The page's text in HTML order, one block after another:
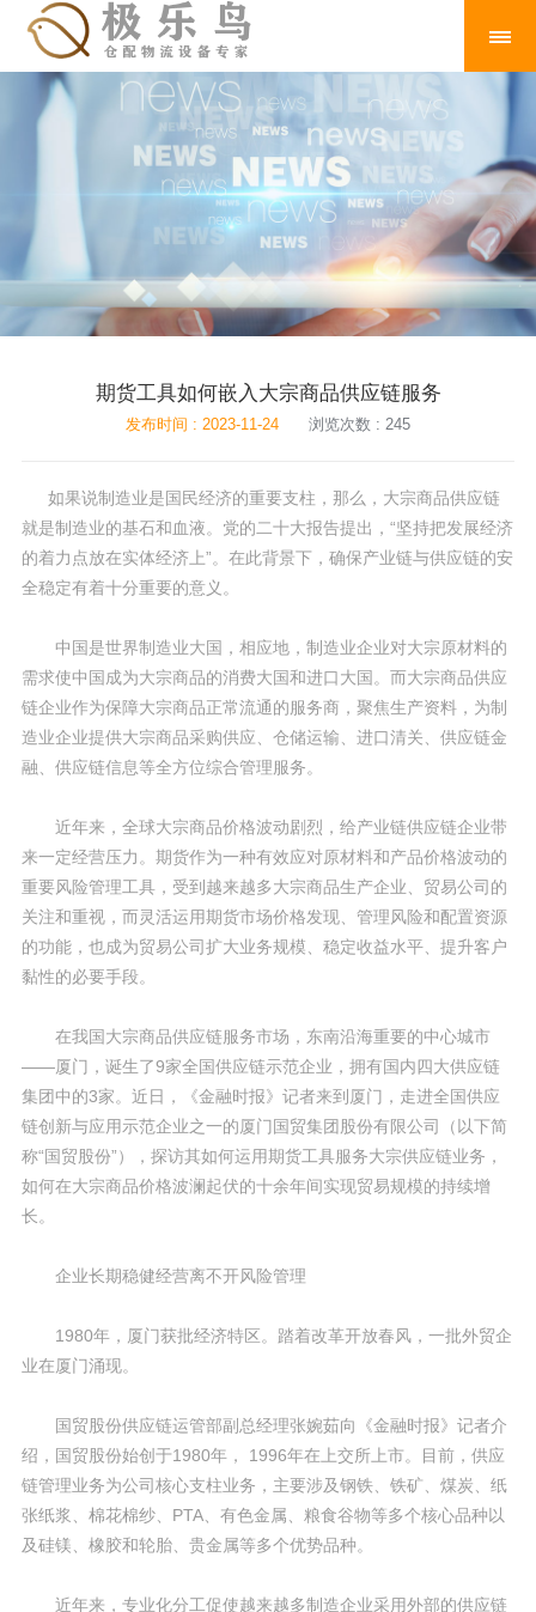
期货工具如何嵌入大宗商品供应链服务
发布时间 : 2023-11-24 浏览次数 : 245
如果说制造业是国民经济的重要支柱，那么，大宗商品供应链
就是制造业的基石和血液。党的二十大报告提出，“坚持把发展经济
的着力点放在实体经济上”。在此背景下，确保产业链与供应链的安
全稳定有着十分重要的意义。
中国是世界制造业大国，相应地，制造业企业对大宗原材料的
需求使中国成为大宗商品的消费大国和进口大国。而大宗商品供应
链企业作为保障大宗商品正常流通的服务商，聚焦生产资料，为制
造业企业提供大宗商品采购供应、仓储运输、进口清关、供应链金
融、供应链信息等全方位综合管理服务。
近年来，全球大宗商品价格波动剧烈，给产业链供应链企业带
来一定经营压力。期货作为一种有效应对原材料和产品价格波动的
重要风险管理工具，受到越来越多大宗商品生产企业、贸易公司的
关注和重视，而灵活运用期货市场价格发现、管理风险和配置资源
的功能，也成为贸易公司扩大业务规模、稳定收益水平、提升客户
黏性的必要手段。
在我国大宗商品供应链服务市场，东南沿海重要的中心城市
——厦门，诞生了9家全国供应链示范企业，拥有国内四大供应链
集团中的3家。近日，《金融时报》记者来到厦门，走进全国供应
链创新与应用示范企业之一的厦门国贸集团股份有限公司（以下简
称“国贸股份”），探访其如何运用期货工具服务大宗供应链业务，
如何在大宗商品价格波澜起伏的十余年间实现贸易规模的持续增
长。
企业长期稳健经营离不开风险管理
1980年，厦门获批经济特区。踏着改革开放春风，一批外贸企
业在厦门涌现。
国贸股份供应链运管部副总经理张婉茹向《金融时报》记者介
绍，国贸股份始创于1980年， 1996年在上交所上市。目前，供应
链管理业务为公司核心支柱业务，主要涉及钢铁、铁矿、煤炭、纸
张纸浆、棉花棉纱、PTA、有色金属、粮食谷物等多个核心品种以
及硅镁、橡胶和轮胎、贵金属等多个优势品种。
近年来，专业化分工促使越来越多制造企业采用外部的供应链